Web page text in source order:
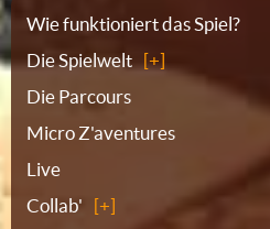
Sitemap
Wie funktioniert das Spiel?
Die Spielwelt
Die Parcours
Micro Z'aventures
Live
Collab'